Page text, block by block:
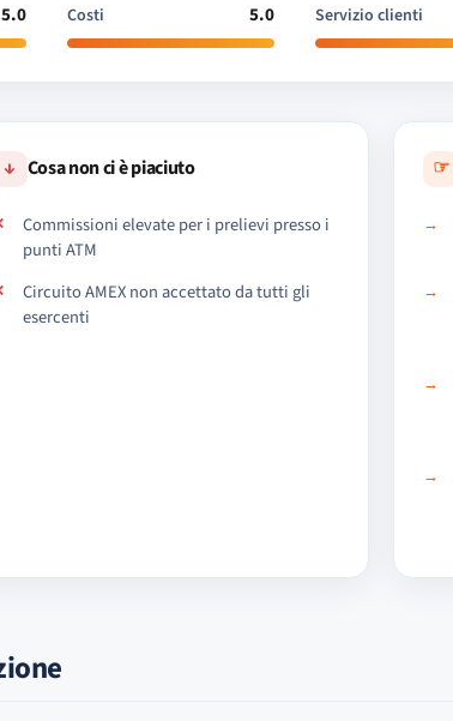
5.0 Costi 5.0 Servizio clienti
↓ Cosa non ci è piaciuto
Commissioni elevate per i prelievi presso i
punti ATM
Circuito AMEX non accettato da tutti gli
esercenti
☞